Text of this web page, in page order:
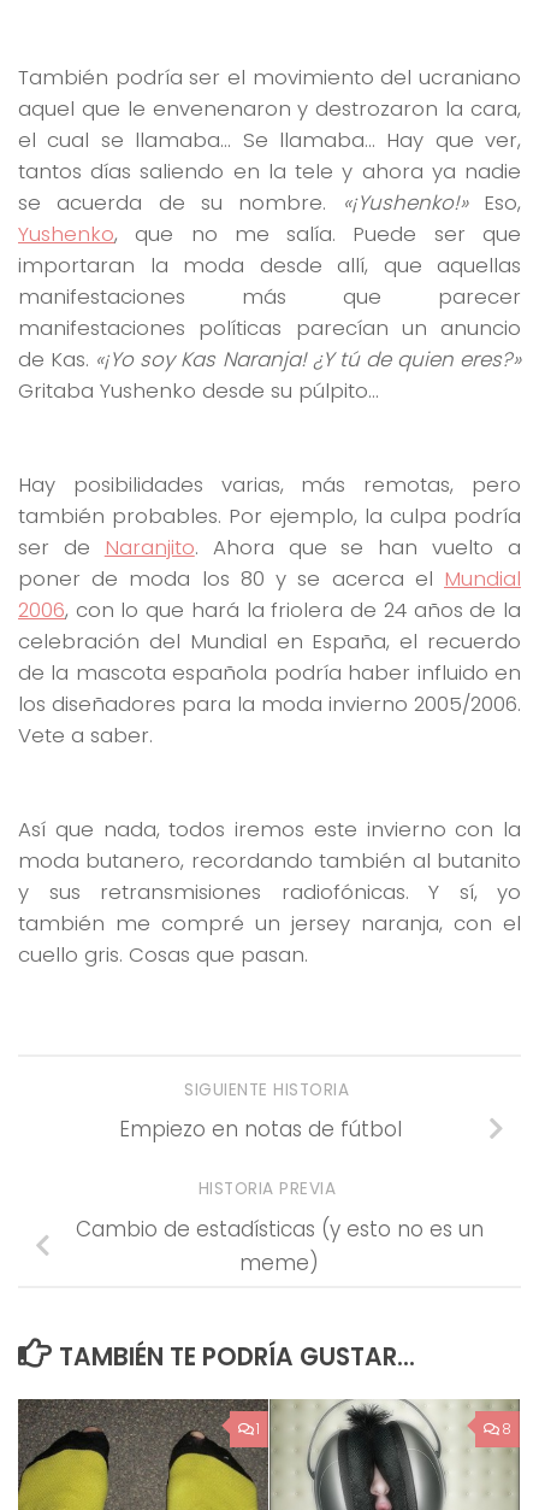
También podría ser el movimiento del ucraniano
aquel que le envenenaron y destrozaron la cara,
el cual se llamaba… Se llamaba… Hay que ver,
tantos días saliendo en la tele y ahora ya nadie
se acuerda de su nombre. «¡Yushenko!»Eso,
Yushenko, que no me salía. Puede ser que
importaran la moda desde allí, que aquellas
manifestaciones más que parecer
manifestaciones políticas parecían un anuncio
de Kas. «¡Yo soy Kas Naranja! ¿Y tú de quien eres?»
Gritaba Yushenko desde su púlpito…
Hay posibilidades varias, más remotas, pero
también probables. Por ejemplo, la culpa podría
ser de Naranjito. Ahora que se han vuelto a
poner de moda los 80 y se acerca el Mundial
2006, con lo que hará la friolera de 24 años de la
celebración del Mundial en España, el recuerdo
de la mascota española podría haber influido en
los diseñadores para la moda invierno 2005/2006.
Vete a saber.
Así que nada, todos iremos este invierno con la
moda butanero, recordando también al butanito
y sus retransmisiones radiofónicas. Y sí, yo
también me compré un jersey naranja, con el
cuello gris. Cosas que pasan.
SIGUIENTE HISTORIA
Empiezo en notas de fútbol
HISTORIA PREVIA
Cambio de estadísticas (y esto no es un
meme)
TAMBIÉN TE PODRÍA GUSTAR...
1 8